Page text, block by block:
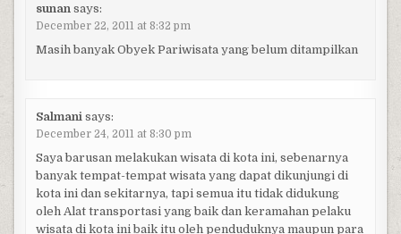
sunan says:
December 22, 2011 at 8:32 pm
Masih banyak Obyek Pariwisata yang belum ditampilkan
Salmani says:
December 24, 2011 at 8:30 pm
Saya barusan melakukan wisata di kota ini, sebenarnya
banyak tempat-tempat wisata yang dapat dikunjungi di
kota ini dan sekitarnya, tapi semua itu tidak didukung
oleh Alat transportasi yang baik dan keramahan pelaku
wisata di kota ini baik itu oleh penduduknya maupun para